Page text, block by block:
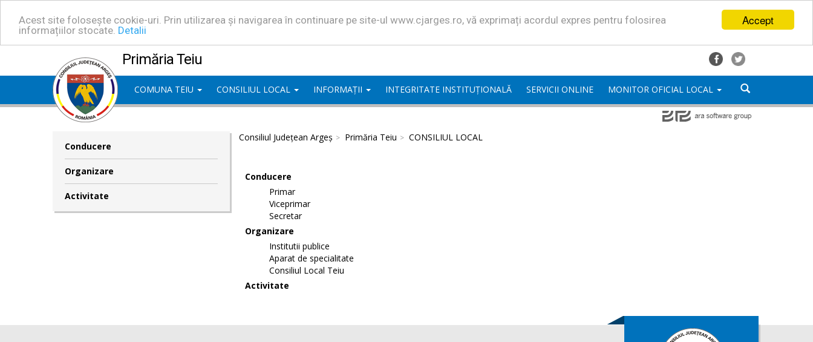
Accept
Acest site folosește cookie-uri. Prin utilizarea și navigarea în continuare pe site-ul www.cjarges.ro, vă exprimați acordul expres pentru folosirea
informațiilor stocate. Detalii
Primăria Teiu
COMUNA TEIU CONSILIUL LOCAL INFORMAȚII INTEGRITATE INSTITUȚIONALĂ SERVICII ONLINE MONITOR OFICIAL LOCAL
Conducere
Organizare
Activitate
Consiliul Județean Argeș Primăria Teiu CONSILIUL LOCAL
Conducere
Primar
Viceprimar
Secretar
Organizare
Institutii publice
Aparat de specialitate
Consiliul Local Teiu
Activitate